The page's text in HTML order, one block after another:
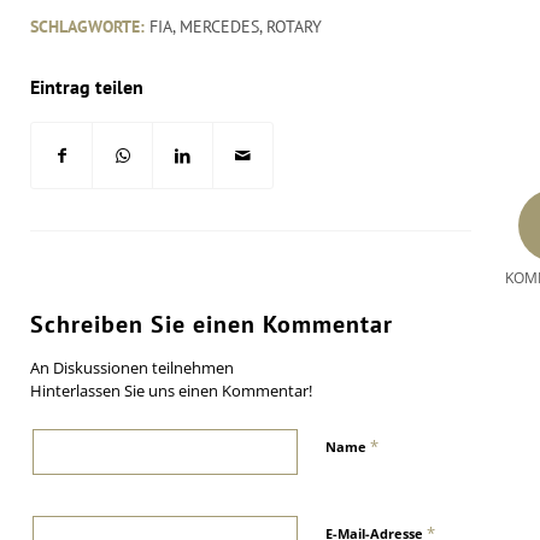
SCHLAGWORTE: FIA, MERCEDES, ROTARY
Eintrag teilen
Schreiben Sie einen Kommentar
An Diskussionen teilnehmen
Hinterlassen Sie uns einen Kommentar!
Name *
E-Mail-Adresse *